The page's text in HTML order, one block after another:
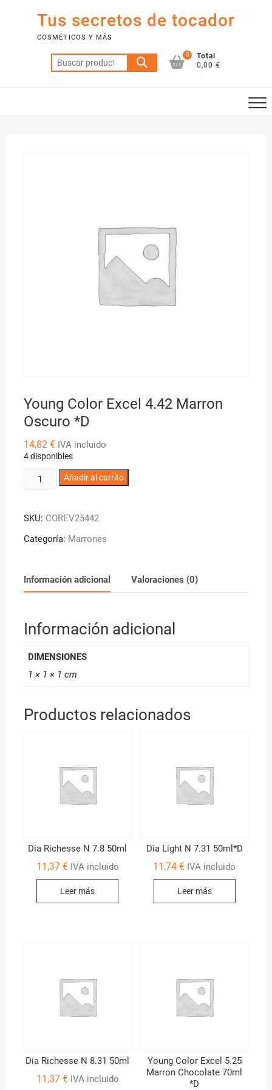
contenido
Tus secretos de tocador
COSMÉTICOS Y MÁS
Buscar
por:
0
Total
0,00 €
Young Color Excel 4.42 Marron
Oscuro *D
14,82 € IVA incluido
4 disponibles
Young
Color
4.42
Marron
cantidad
Añadir al carrito
SKU: COREV25442
Categoría: Marrones
Información adicional Valoraciones (0)
Información adicional
DIMENSIONES
1 × 1 × 1 cm
Productos relacionados
Dia Richesse N 7.8 50ml
11,37 € IVA incluido
Leer más
Dia Light N 7.31 50ml*D
11,74€ IVA incluido
Leer más
Dia Richesse N 8.31 50ml
11,37 € IVA incluido
Young Color Excel 5.25
Marron Chocolate 70ml
*D